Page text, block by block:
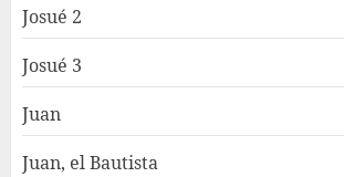
Josué 2
Josué 3
Juan
Juan, el Bautista